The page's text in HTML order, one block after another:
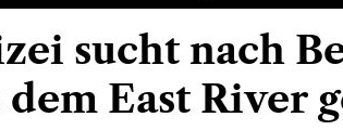
sucht nach
dem East River